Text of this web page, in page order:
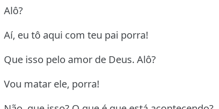
Alô?
Aí, eu tô aqui com teu pai porra!
Que isso pelo amor de Deus. Alô?
Vou matar ele, porra!